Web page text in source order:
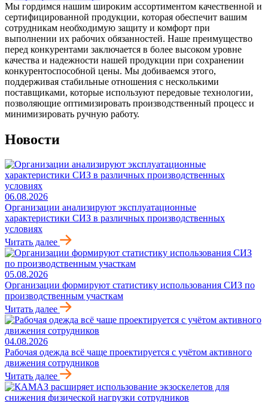
Мы гордимся нашим широким ассортиментом качественной и
сертифицированной продукции, которая обеспечит вашим
сотрудникам необходимую защиту и комфорт при
выполнении их рабочих обязанностей. Наше преимущество
перед конкурентами заключается в более высоком уровне
качества и надежности нашей продукции при сохранении
конкурентоспособной цены. Мы добиваемся этого,
поддерживая стабильные отношения с несколькими
поставщиками, которые используют передовые технологии,
позволяющие оптимизировать производственный процесс и
минимизировать ручную работу.
Новости
06.08.2026
Организации анализируют эксплуатационные
характеристики СИЗ в различных производственных
условиях
Читать далее
05.08.2026
Организации формируют статистику использования СИЗ по
производственным участкам
Читать далее
04.08.2026
Рабочая одежда всё чаще проектируется с учётом активного
движения сотрудников
Читать далее